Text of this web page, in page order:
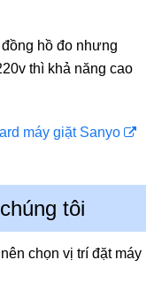
hồ đo nhưng
thì khả năng cao
máy giặt Sanyo
tôi
chọn vị trí đặt máy